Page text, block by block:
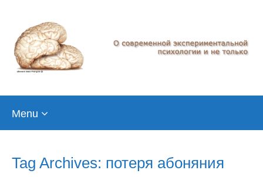
Menu
Tag Archives: потеря абоняния